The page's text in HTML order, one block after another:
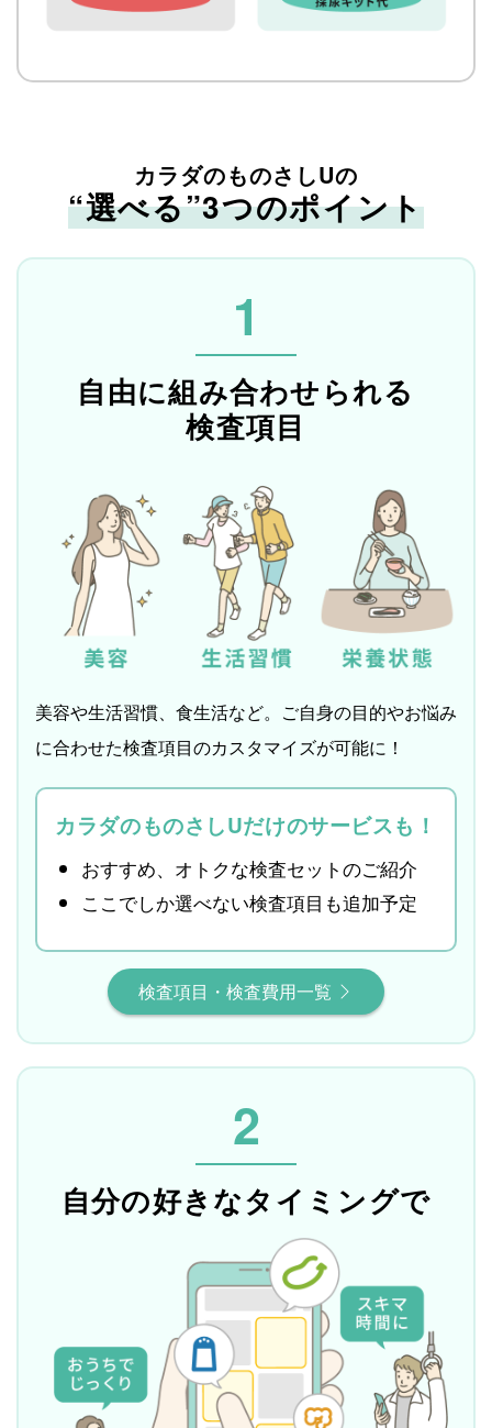
カラダのものさしUの
“選べる”3つのポイント
1
自由に組み合わせられる
検査項目
美容や生活習慣、食生活など。ご自身の目的やお悩み
に合わせた検査項目のカスタマイズが可能に！
カラダのものさしUだけのサービスも！
おすすめ、オトクな検査セットのご紹介
ここでしか選べない検査項目も追加予定
検査項目・検査費用一覧
2
自分の好きなタイミングで